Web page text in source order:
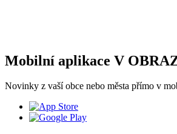
Mobilní aplikace V
Novinky z vaší obce nebo města přímo v